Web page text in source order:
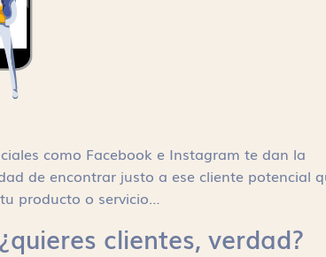
como Facebook e Instagram te dan la
de encontrar justo a ese cliente potencial
producto o servicio…
clientes, verdad?